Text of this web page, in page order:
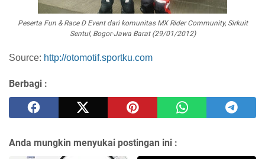
Peserta Fun & Race D Event dari komunitas MX Rider Community, Sirkuit
Sentul, Bogor-Jawa Barat (29/01/2012)
Source: http://otomotif.sportku.com
Berbagi :
Anda mungkin menyukai postingan ini :